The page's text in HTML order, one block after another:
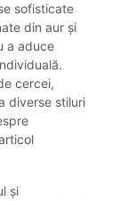
sofisticate
din aur și
a aduce
cercei,
diverse stiluri
și